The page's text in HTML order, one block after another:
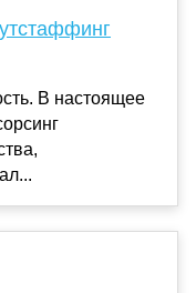
В настоящее